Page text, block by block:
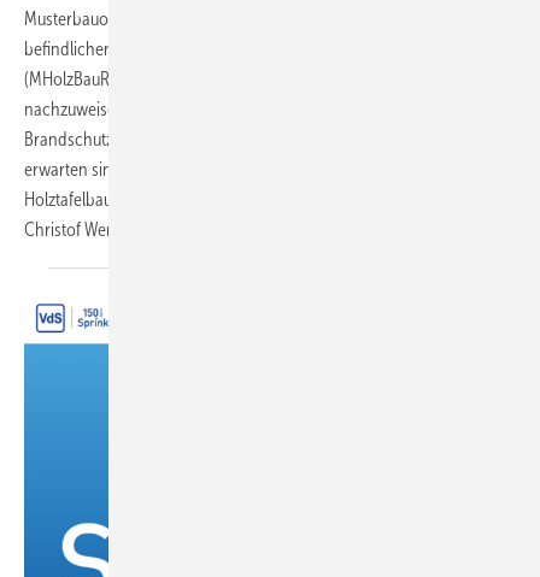
Musterbauordnung (MBO) und dem kurz vor Fertigstellung
befindlichen Entwurf der überarbeiteten Muster-Holzbau­richtlinie
(MHolzBauRL) Gebäude bis Gebäudeklasse 5 (GK 5) ohne aufwendig
nachzuweisende Abweichungen im Rahmen individueller
Brandschutzkonzepte möglich sein werden. Welche Änderungen zu
erwarten sind und warum sie Leitungsdurchführungen in der
Holztafelbau­weise künftig vereinfachen, erläutern Manfred Lippe und
ChristofWerner.